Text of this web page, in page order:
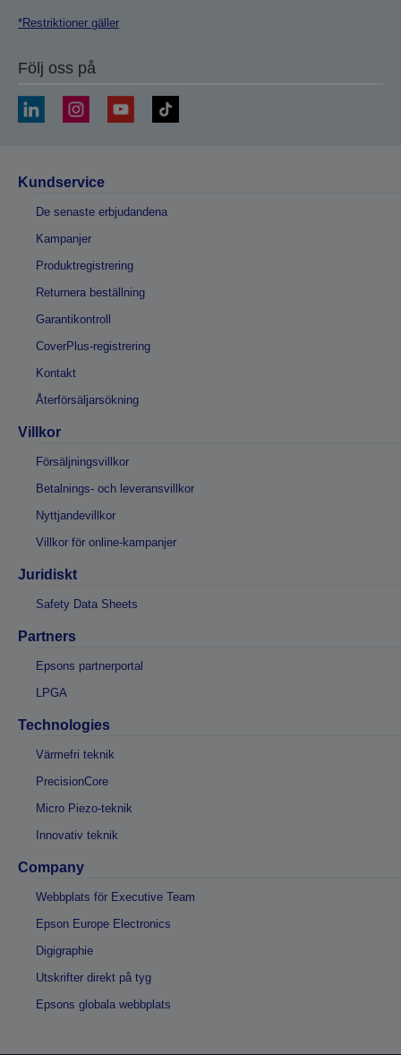
*Restriktioner gäller
Följ oss på
Kundservice
De senaste erbjudandena
Kampanjer
Produktregistrering
Returnera beställning
Garantikontroll
CoverPlus-registrering
Kontakt
Återförsäljarsökning
Villkor
Försäljningsvillkor
Betalnings- och leveransvillkor
Nyttjandevillkor
Villkor för online-kampanjer
Juridiskt
Safety Data Sheets
Partners
Epsons partnerportal
LPGA
Technologies
Värmefri teknik
PrecisionCore
Micro Piezo-teknik
Innovativ teknik
Company
Webbplats för Executive Team
Epson Europe Electronics
Digigraphie
Utskrifter direkt på tyg
Epsons globala webbplats